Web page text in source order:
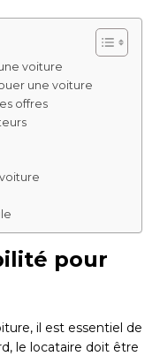
voiture
une voiture
offres
pour
il est essentiel de
le locataire doit être